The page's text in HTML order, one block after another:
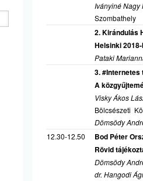
Iványiné Nagy
Szombathely
2. Kirándulás
Helsinki
Pataki
3.
A
Visky Ákos
Bölcsészeti
Dömsödy
12.30-12.50
Bod Péter
Rövid
Dömsödy
dr. Hangodi